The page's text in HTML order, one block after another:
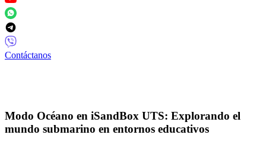
Contáctanos
Modo Océano en iSandBox UTS: Explorando el
mundo submarino en entornos educativos